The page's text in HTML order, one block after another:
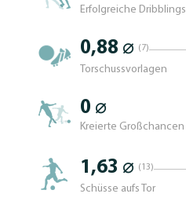
Erfolgreiche Dribblings
0,88 ⌀ (7)
Torschussvorlagen
0 ⌀
Kreierte Großchancen
1,63 ⌀ (13)
Schüsse aufs Tor